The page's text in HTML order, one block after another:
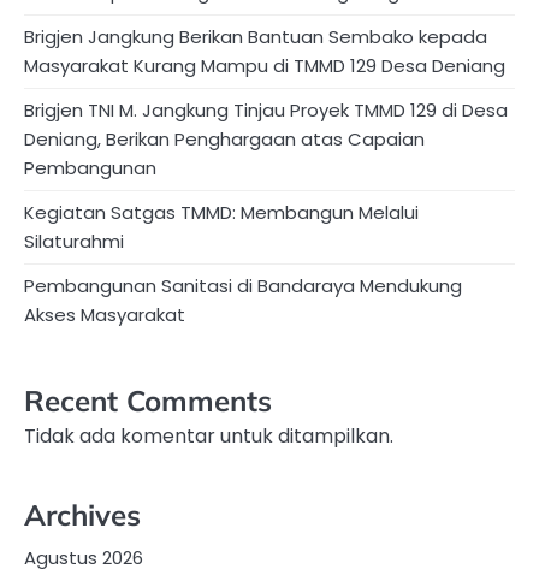
Brigjen Jangkung Berikan Bantuan Sembako kepada
Masyarakat Kurang Mampu di TMMD 129 Desa Deniang
Brigjen TNI M. Jangkung Tinjau Proyek TMMD 129 di Desa
Deniang, Berikan Penghargaan atas Capaian
Pembangunan
Kegiatan Satgas TMMD: Membangun Melalui
Silaturahmi
Pembangunan Sanitasi di Bandaraya Mendukung
Akses Masyarakat
Recent Comments
Tidak ada komentar untuk ditampilkan.
Archives
Agustus 2026